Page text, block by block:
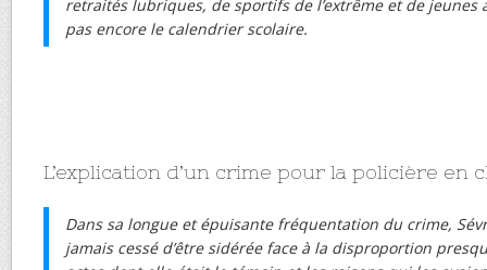
retraités lubriques, de sportifs de l’extrême et de
pas encore le calendrier scolaire.
L’explication d’un crime pour la policière en
Dans sa longue et épuisante fréquentation du crime,
jamais cessé d’être sidérée face à la disproportion